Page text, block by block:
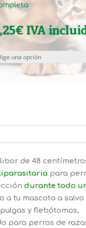
€ Rango
de
precios:
desde
27,75€
IVA
de 48
para
durante todo
a tu mascota a salvo
y flebótomos,
para perros de